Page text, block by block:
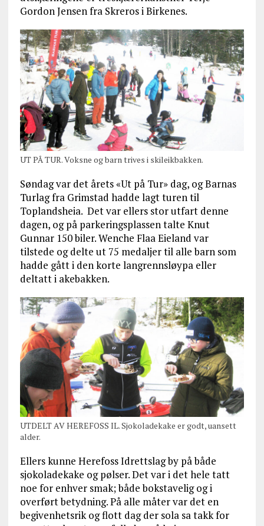
Gordon Jensen fra Skreros i Birkenes.
UT PÅ TUR. Voksne og barn trives i skileikbakken.
Søndag var det årets «Ut på Tur» dag, og Barnas
Turlag fra Grimstad hadde lagt turen til
Toplandsheia. Det var ellers stor utfart denne
dagen, og på parkeringsplassen talte Knut
Gunnar 150 biler. Wenche Flaa Eieland var
tilstede og delte ut 75 medaljer til alle barn som
hadde gått i den korte langrennsløypa eller
deltatt i akebakken.
UTDELT AV HEREFOSS IL. Sjokoladekake er godt, uansett
alder.
Ellers kunne Herefoss Idrettslag by på både
sjokoladekake og pølser. Det var i det hele tatt
noe for enhver smak; både bokstavelig og i
overført betydning. På alle måter var det en
begivenhetsrik og flott dag der sola sa takk for